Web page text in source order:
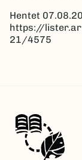
Hentet
https://
21/4575